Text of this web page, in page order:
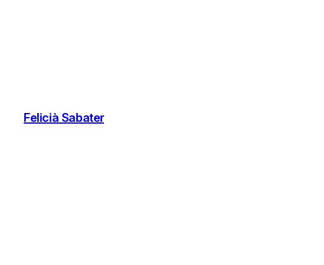
Felicià Sabater